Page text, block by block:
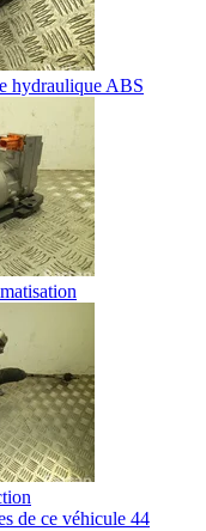
hydraulique ABS
de ce véhicule 44